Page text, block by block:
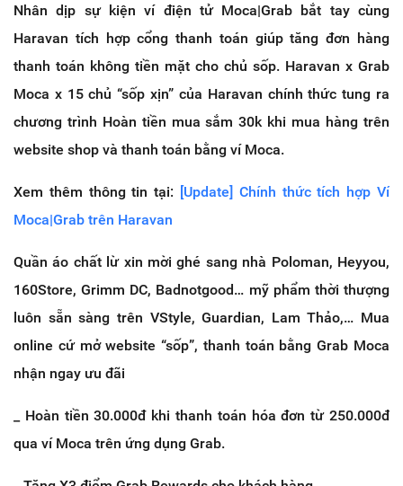
Nhân dịp sự kiện ví điện tử Moca|Grab bắt tay cùng
Haravan tích hợp cổng thanh toán giúp tăng đơn hàng
thanh toán không tiền mặt cho chủ sốp. Haravan x Grab
Moca x 15 chủ “sốp xịn” của Haravan chính thức tung ra
chương trình Hoàn tiền mua sắm 30k khi mua hàng trên
website shop và thanh toán bằng ví Moca.
Xem thêm thông tin tại: [Update] Chính thức tích hợp Ví
Moca|Grab trên Haravan
Quần áo chất lừ xin mời ghé sang nhà Poloman, Heyyou,
160Store, Grimm DC, Badnotgood… mỹ phẩm thời thượng
luôn sẵn sàng trên VStyle, Guardian, Lam Thảo,… Mua
online cứ mở website “sốp”, thanh toán bằng Grab Moca
nhận ngay ưu đãi
_ Hoàn tiền 30.000đ khi thanh toán hóa đơn từ 250.000đ
qua ví Moca trên ứng dụng Grab.